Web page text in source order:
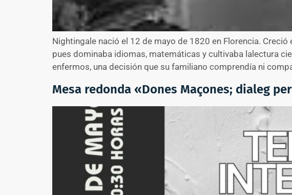
Nightingale nació el 12 de mayo de 1820 en Florencia.
pues dominaba idiomas, matemáticas y cultivaba lalectura
enfermos, una decisión que su familiano comprendía ni
Mesa redonda «Dones Maçones; dialeg